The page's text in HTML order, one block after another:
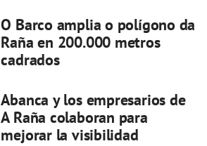
O Barco amplia o polígono da
Raña en 200.000 metros
cadrados
Abanca y los empresarios de
A Raña colaboran para
mejorar la visibilidad